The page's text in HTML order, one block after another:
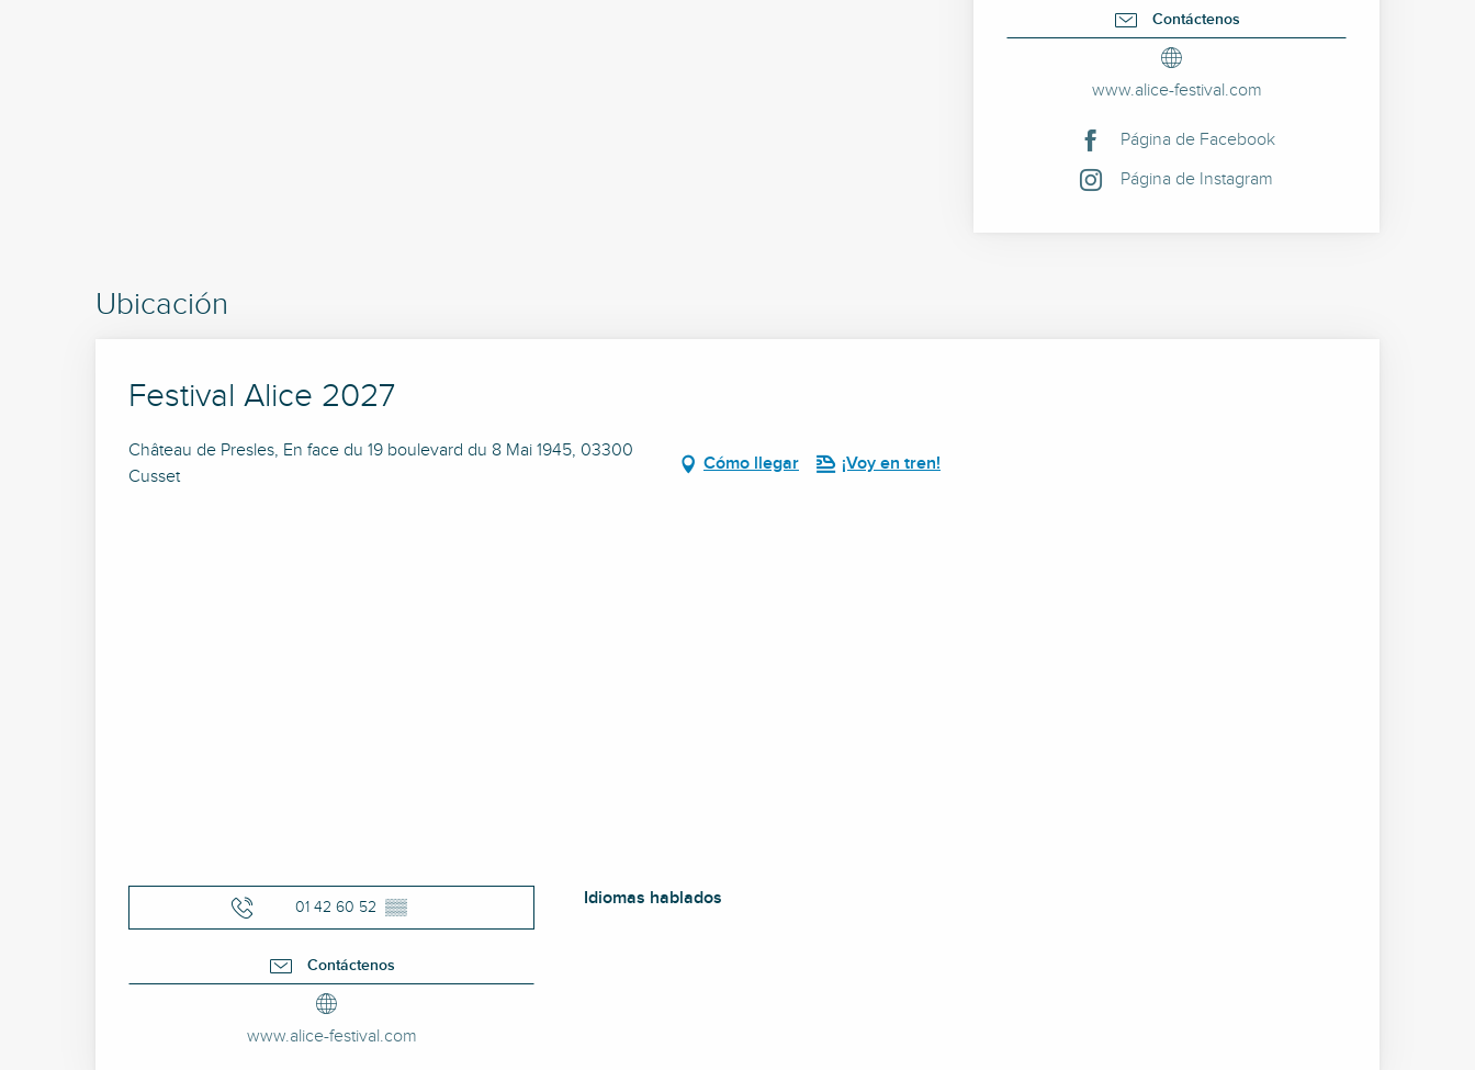
Contáctenos
www.alice-festival.com
Página de Facebook
Página de Instagram
Ubicación
Festival Alice 2027
Château de Presles, En face du 19 boulevard du 8 Mai 1945, 03300
Cusset
Cómo llegar ¡Voy en tren!
01 42 60 52 ▒▒
Contáctenos
www.alice-festival.com
Idiomas hablados
Idiomas hablados